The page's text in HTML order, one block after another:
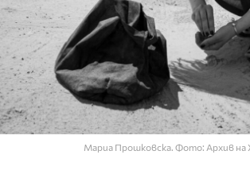
Мариа Прошковска. Фото: Архив на